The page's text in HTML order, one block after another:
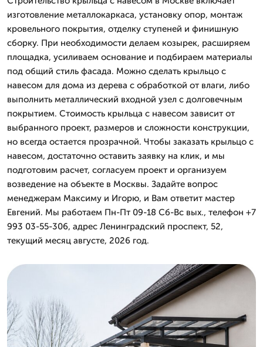
изготовление металлокаркаса, установку опор, монтаж
кровельного покрытия, отделку ступеней и финишную
сборку. При необходимости делаем козырек, расширяем
площадка, усиливаем основание и подбираем материалы
под общий стиль фасада. Можно сделать крыльцо с
навесом для дома из дерева с обработкой от влаги, либо
выполнить металлический входной узел с долговечным
покрытием. Стоимость крыльца с навесом зависит от
выбранного проект, размеров и сложности конструкции,
но всегда остается прозрачной. Чтобы заказать крыльцо с
навесом, достаточно оставить заявку на клик, и мы
подготовим расчет, согласуем проект и организуем
возведение на объекте в Москвы. Задайте вопрос
менеджерам Максиму и Игорю, и Вам ответит мастер
Евгений. Мы работаем Пн-Пт 09-18 Сб-Вс вых., телефон +7
993 03-55-306, адрес Ленинградский проспект, 52,
текущий месяц августе, 2026 год.